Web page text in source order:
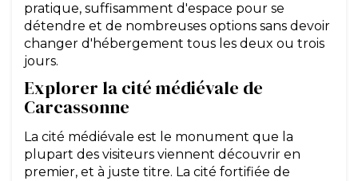
pratique, suffisamment d'espace pour se
détendre et de nombreuses options sans devoir
changer d'hébergement tous les deux ou trois
jours.
Explorer la cité médiévale de
Carcassonne
La cité médiévale est le monument que la
plupart des visiteurs viennent découvrir en
premier, et à juste titre. La cité fortifiée de